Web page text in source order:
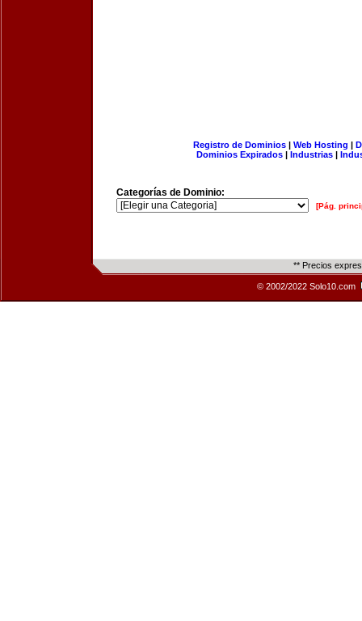
Registro de Dominios| Web Hosting |
Dominios Expirados | Industrias |
Categorías de Dominio:
[Pág.
** Precios
© 2002/2022 Solo10.com